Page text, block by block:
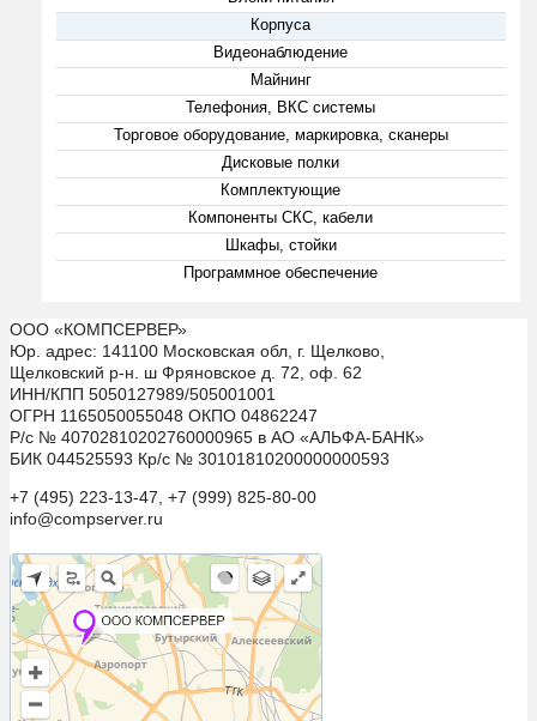
Корпуса
Видеонаблюдение
Майнинг
Телефония, ВКС системы
Торговое оборудование, маркировка, сканеры
Дисковые полки
Комплектующие
Компоненты СКС, кабели
Шкафы, стойки
Программное обеспечение
ООО «КОМПСЕРВЕР»
Юр. адрес: 141100 Московская обл, г. Щелково,
Щелковский р-н. ш Фряновское д. 72, оф. 62
ИНН/КПП 5050127989/505001001
ОГРН 1165050055048 ОКПО 04862247
Р/с № 40702810202760000965 в АО «АЛЬФА-БАНК»
БИК 044525593 Кр/с № 30101810200000000593
+7 (495) 223-13-47, +7 (999) 825-80-00
info@compserver.ru